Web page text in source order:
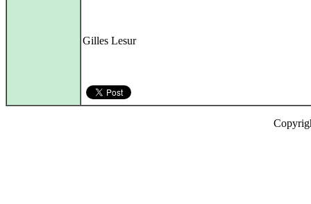
Gilles Lesur